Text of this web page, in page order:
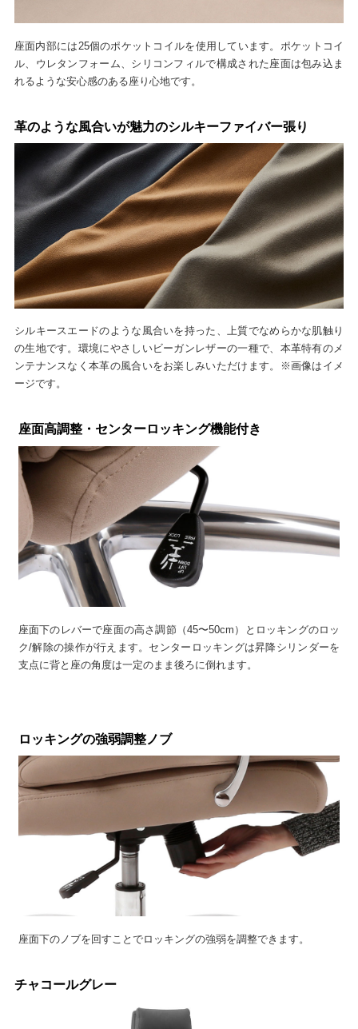
座面内部には25個のポケットコイルを使用しています。ポケットコイ
ル、ウレタンフォーム、シリコンフィルで構成された座面は包み込ま
れるような安心感のある座り心地です。
革のような風合いが魅力のシルキーファイバー張り
シルキースエードのような風合いを持った、上質でなめらかな肌触り
の生地です。環境にやさしいビーガンレザーの一種で、本革特有のメ
ンテナンスなく本革の風合いをお楽しみいただけます。※画像はイメ
ージです。
座面高調整・センターロッキング機能付き
座面下のレバーで座面の高さ調節（45〜50cm）とロッキングのロッ
ク/解除の操作が行えます。センターロッキングは昇降シリンダーを
支点に背と座の角度は一定のまま後ろに倒れます。
ロッキングの強弱調整ノブ
座面下のノブを回すことでロッキングの強弱を調整できます。
チャコールグレー